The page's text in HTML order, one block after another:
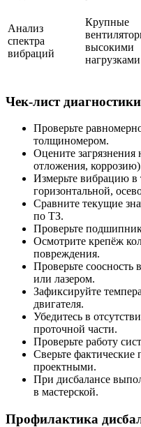
Анализ
спектра
вибраций
Крупные
высокими
нагрузками
Чек-лист
Проверьте
толщиномером.
Оцените
отложения,
Измерьте вибрацию в
горизонтальной,
Сравните текущие
по ТЗ.
Проверьте
Осмотрите крепёж
повреждения.
Проверьте
или лазером.
Зафиксируйте
двигателя.
Убедитесь в
проточной части.
Проверьте работу
Сверьте фактические
проектными.
При дисбалансе
в мастерской.
Профилактика